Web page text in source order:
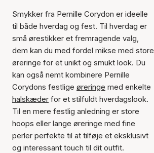
Smykker fra Pernille Corydon er ideelle
til både hverdag og fest. Til hverdag er
små ørestikker et fremragende valg,
dem kan du med fordel mikse med store
øreringe for et unikt og smukt look. Du
kan også nemt kombinere Pernille
Corydons festlige øreringe med enkelte
halskæder for et stilfuldt hverdagslook.
Til en mere festlig anledning er store
hoops eller lange øreringe med fine
perler perfekte til at tilføje et eksklusivt
og interessant touch til dit outfit.